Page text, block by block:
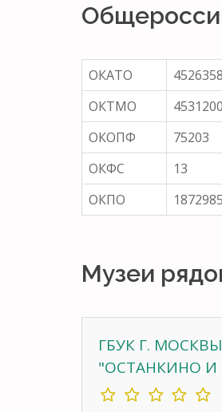
ОКАТО
ОКТМО
ОКОПФ
75203
ОКФС
13
ОКПО
Музеи
ГБУК Г.
"ОСТАНКИНО И